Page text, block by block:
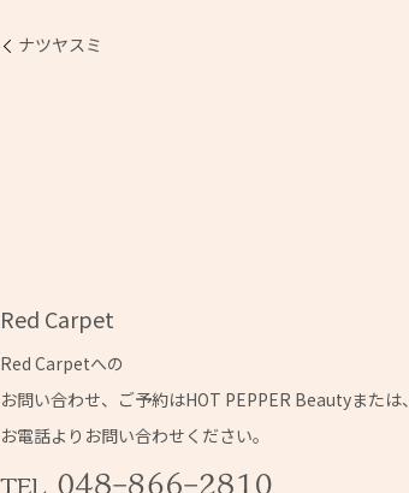
ナツヤスミ
Red Carpet
Red Carpetへの
お問い合わせ、ご予約はHOT PEPPER Beautyまたは、
お電話よりお問い合わせください。